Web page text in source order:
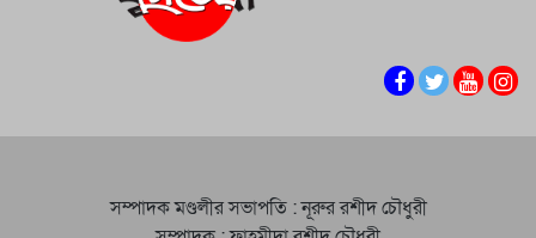
সম্পাদক মণ্ডলীর সভাপতি : নূরুর রশীদ চৌধুরী